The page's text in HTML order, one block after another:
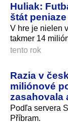
Huliak:
štát
V hre je nielen
takmer 14
tento rok
Razia v
miliónové
zasahovala
Podľa servera
Příbram.